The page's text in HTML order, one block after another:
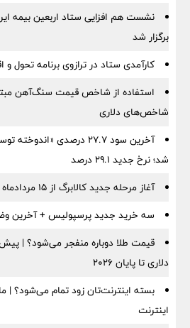
نشست هم افزایی ستاد اربعین بیمه
برگزار شد
کارآمدی ستاد در ترازوی برنامه تحول و
استفاده از شاخص قیمت سنگ‌آهن
شاخص‌های دلاری
آخرین سود ۲۷.۷ درصدی
شد؛ نرخ جدید ۲۹.۱ درصد
آغاز مرحله جدید کالابرگ از ۱۵ مردادماه
سه خرید جدید پرسپولیس + آخرین
دلاری تا پایان ۲۰۲۶
بسته اینترنت‌تان زود تمام می‌شود؟ |
اینترنت